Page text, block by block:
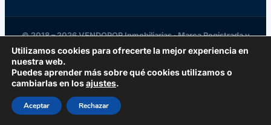
© 2018 – 2026 VENDOPOR Inmobiliarias · Marca Registrada y
Todos los derechos reservados · ¿Quieres una Web
Inmobiliaria Premium como esta? ¡CONTACTA CON
NOSOTROS!
Utilizamos cookies para ofrecerte la mejor experiencia en
nuestra web.
Puedes aprender más sobre qué cookies utilizamos o
cambiarlas en losajustes.
Aceptar Rechazar